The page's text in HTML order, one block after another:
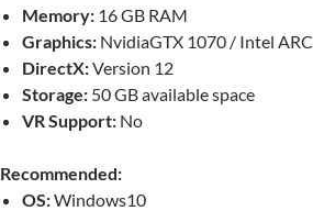
Memory: 16 GB RAM
Graphics: NvidiaGTX 1070 / Intel
DirectX:Version 12
Storage: 50 GB available space
VR Support: No
Recommended:
OS:Windows10